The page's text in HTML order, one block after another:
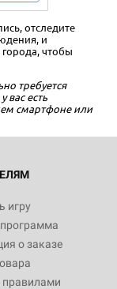
отследите
и
чтобы
требуется
вас есть
смартфоне или
игру
о заказе